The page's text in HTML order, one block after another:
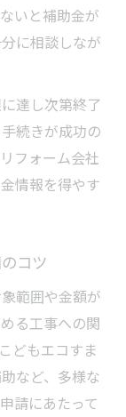
いと補助金が
に相談しなが
達し次第終了
続きが成功の
フォーム会社
情報を得やす
コツ
範囲や金額が
る工事への関
どもエコすま
など、多様な
請にあたって